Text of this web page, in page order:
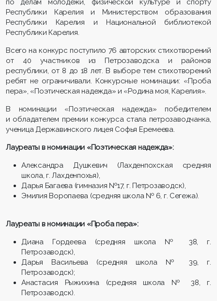
по делам молодежи, физической культуре и спорту
Республики Карелия и Министерством образования
Республики Карелия и Национальной библиотекой
Республики Карелия.
Всего на конкурс поступило 76 авторских стихотворений
от 40 участников из Петрозаводска и районов
республики, от 8 до 18 лет. В выборе тем стихотворений
ребят не ограничивали. Конкурсные номинации: «Проба
пера», «Поэтическая надежда» и «Родина моя, Карелия».
В номинации «Поэтическая надежда» победителем
и обладателем премии конкурса стала петрозаводчанка,
ученица Державинского лицея Софья Еремеева.
Лауреаты в номинации «Поэтическая надежда»:
Александра Душкевич (Лахденпохская средняя
школа, г. Лахденпохья),
Дарья Багаева (гимназия №17, г. Петрозаводск),
Эмилия Воропаева (средняя школа № 6, г. Сегежа).
Лауреаты в номинации «Проба пера»:
Диана Гордеева (средняя школа № 38, г.
Петрозаводск),
Дарья Васильева (средняя школа № 39, г.
Петрозаводск);
Анастасия Рыжихина (средняя школа № 38, г.
Петрозаводск).